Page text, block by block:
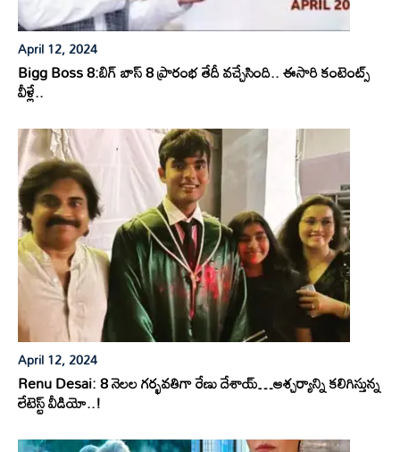
April 12, 2024
Bigg Boss 8:బిగ్ బాస్ 8 ప్రారంభ తేదీ వచ్చేసింది.. ఈసారి కంటెంట్స్
వీళ్లే..
April 12, 2024
Renu Desai: 8 నెలల గర్భవతిగా రేణు దేశాయ్…ఆశ్చర్యాన్ని కలిగిస్తున్న
లేటెస్ట్ వీడియో..!